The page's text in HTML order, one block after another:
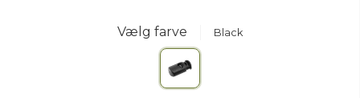
Vælg farve Black